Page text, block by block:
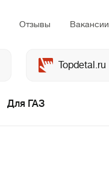
Отзывы Вакансии
Topdetal.ru
Для ГАЗ